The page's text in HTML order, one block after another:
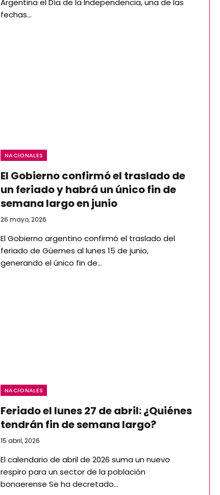
fechas…
NACIONALES
El Gobierno confirmó el traslado de
un feriado y habrá un único fin de
semana largo en junio
26 mayo, 2026
El Gobierno argentino confirmó el traslado del
feriado de Güemes al lunes 15 de junio,
generando el único fin de…
NACIONALES
Feriado el lunes 27 de abril: ¿Quiénes
tendrán fin de semana largo?
15 abril, 2026
El calendario de abril de 2026 suma un nuevo
respiro para un sector de la población
bonaerense Se ha decretado…